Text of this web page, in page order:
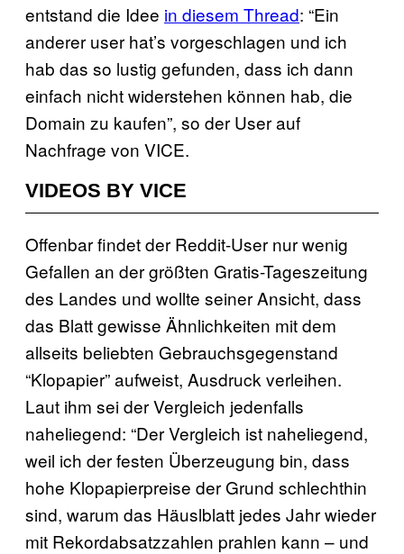
entstand die Idee in diesem Thread: “Ein
anderer user hat’s vorgeschlagen und ich
hab das so lustig gefunden, dass ich dann
einfach nicht widerstehen können hab, die
Domain zu kaufen”, so der User auf
Nachfrage von VICE.
VIDEOS BY VICE
Offenbar findet der Reddit-User nur wenig
Gefallen an der größten Gratis-Tageszeitung
des Landes und wollte seiner Ansicht, dass
das Blatt gewisse Ähnlichkeiten mit dem
allseits beliebten Gebrauchsgegenstand
“Klopapier” aufweist, Ausdruck verleihen.
Laut ihm sei der Vergleich jedenfalls
naheliegend: “Der Vergleich ist naheliegend,
weil ich der festen Überzeugung bin, dass
hohe Klopapierpreise der Grund schlechthin
sind, warum das Häuslblatt jedes Jahr wieder
mit Rekordabsatzzahlen prahlen kann – und